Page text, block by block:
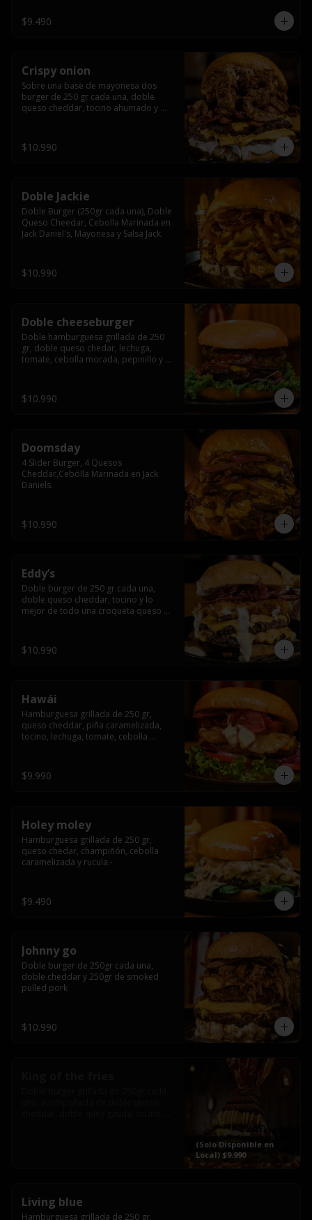
$9.490
Crispy onion
Sobre una base de mayonesa dos
burger de 250 gr cada una, doble
queso cheddar, tocino ahumado y
$10.990
Doble Jackie
Doble Burger (250gr cada una), Doble
Queso Cheedar, Cebolla Marinada en
Jack Daniel's, Mayonesa y Salsa Jack.
$10.990
Doble cheeseburger
Doble hamburguesa grillada de 250
gr, doble queso chedar, lechuga,
tomate, cebolla morada, pepinillo y
$10.990
Doomsday
4 Slider Burger, 4 Quesos
Cheddar,Cebolla Marinada en Jack
Daniels.
$10.990
Eddy’s
Doble burger de 250 gr cada una,
doble queso cheddar, tocino y lo
mejor de todo una croqueta queso
$10.990
Hawái
Hamburguesa grillada de 250 gr,
queso cheddar, piña caramelizada,
tocino, lechuga, tomate, cebolla
$9.990
Holey moley
Hamburguesa grillada de 250 gr,
queso chedar, champiñón, cebolla
caramelizada y rucula.-
$9.490
Johnny go
Doble burger de 250gr cada una,
doble cheddar y 250gr de smoked
pulled pork
$10.990
(Solo Disponible en
Local) $9.990
Living blue
Hamburguesa grillada de 250 gr,